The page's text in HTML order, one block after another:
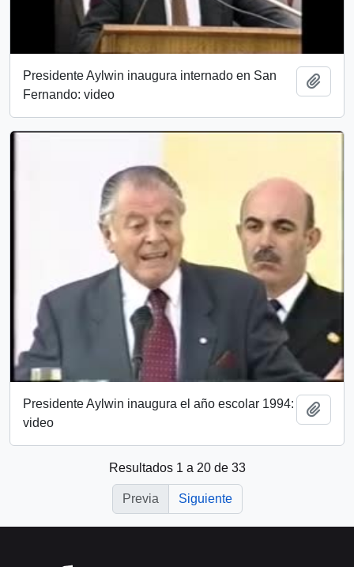
Presidente Aylwin inaugura internado en San
Fernando: video
Presidente Aylwin inaugura el año escolar 1994:
video
Resultados 1 a 20 de 33
Previa Siguiente